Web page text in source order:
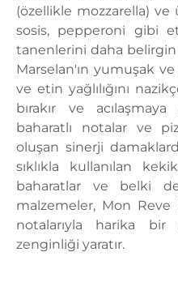
(özellikle mozzarella) ve
sosis, pepperoni gibi
tanenlerini daha
Marselan'ın yumuşak
ve etin yağlılığını
bırakır ve
baharatlı notalar ve
oluşan sinerji
sıklıkla kullanılan
baharatlar ve belki
malzemeler, Mon Reve
notalarıyla harika
zenginliği yaratır.